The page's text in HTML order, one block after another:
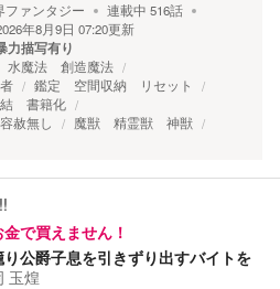
ファンタジー 連載中 516話
年8月9日 07:20更新
力描写有り
水魔法 創造魔法
鑑定 空間収納 リセット
書籍化
赦無し
魔獣 精霊獣 神獣
で買えません！
公爵子息を引きずり出すバイトを
玉煌